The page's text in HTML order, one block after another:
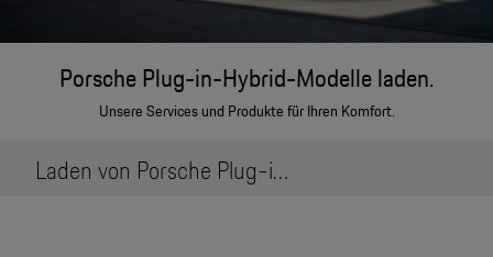
Taycan
Panamera
Driver's Selection Online-Shop
My Porsche
Porsche Plug-in-Hybrid-Modelle laden.
Unsere Services und Produkte für Ihren Komfort.
Laden von Porsche Plug-in-Hybrid-Modellen.